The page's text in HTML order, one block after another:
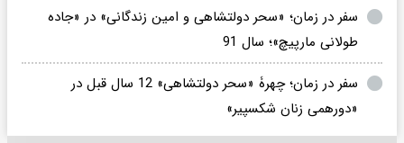
سفر در زمان؛ «سحر دولتشاهی و امین زندگانی» در «جاده
طولانی مارپیچ»؛ سال 91
سفر در زمان؛ چهرۀ «سحر دولتشاهی» 12 سال قبل در
«دورهمی زنان شکسپیر»